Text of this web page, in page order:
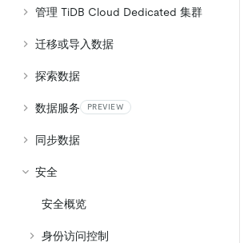
管理 TiDB Cloud Dedicated 集群
迁移或导入数据
探索数据
数据服务 PREVIEW
同步数据
安全
安全概览
身份访问控制